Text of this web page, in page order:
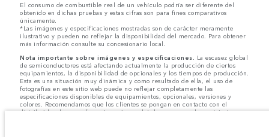
El consumo de combustible real de un vehículo podría ser diferente del
obtenido en dichas pruebas y estas cifras son para fines comparativos
únicamente.
*Las imágenes y especificaciones mostradas son de carácter meramente
ilustrativo y pueden no reflejar la disponibilidad del mercado. Para obtener
más información consulte su concesionario local.
Nota importante sobre imágenes y especificaciones. La escasez global
de semiconductores está afectando actualmente la producción de ciertos
equipamientos, la disponibilidad de opcionales y los tiempos de producción.
Esta es una situación muy dinámica y como resultado de ella, el uso de
fotografías en este sitio web puede no reflejar completamente las
especificaciones disponibles de equipamientos, opcionales, versiones y
colores. Recomendamos que los clientes se pongan en contacto con el
distribuidor de su preferencia, quien podrá dar a conocer las restricciones